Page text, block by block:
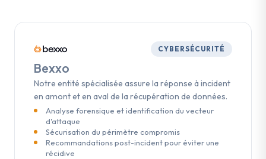
CYBERSÉCURITÉ
Bexxo
Notre entité spécialisée assure la réponse à incident
en amont et en aval de la récupération de données.
Analyse forensique et identification du vecteur
d'attaque
Sécurisation du périmètre compromis
Recommandations post-incident pour éviter une
récidive